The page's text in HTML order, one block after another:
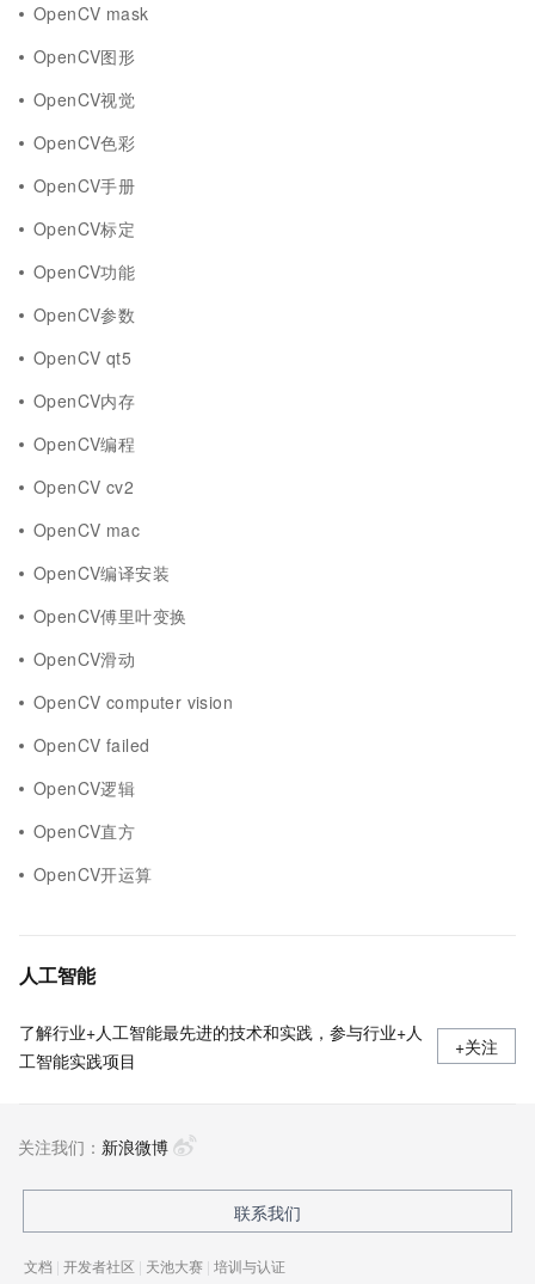
OpenCV mask
OpenCV图形
OpenCV视觉
OpenCV色彩
OpenCV手册
OpenCV标定
OpenCV功能
OpenCV参数
OpenCV qt5
OpenCV内存
OpenCV编程
OpenCV cv2
OpenCV mac
OpenCV编译安装
OpenCV傅里叶变换
OpenCV滑动
OpenCV computer vision
OpenCV failed
OpenCV逻辑
OpenCV直方
OpenCV开运算
人工智能
了解行业+人工智能最先进的技术和实践，参与行业+人
工智能实践项目
+关注
关注我们： 新浪微博
联系我们
文档 | 开发者社区 | 天池大赛 | 培训与认证